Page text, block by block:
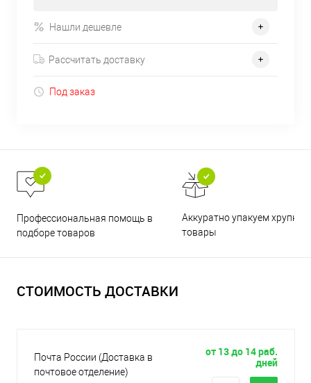
Нашли дешевле
Рассчитать доставку
Под заказ
Профессиональная помощь в
подборе товаров
Аккуратно упакуем хрупкие
товары
СТОИМОСТЬ ДОСТАВКИ
Почта России (Доставка в
почтовое отделение)
от 13 до 14 раб.
дней